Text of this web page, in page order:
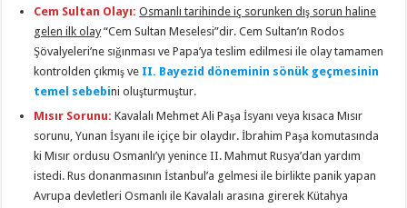
Cem Sultan Olayı: Osmanlı tarihinde iç sorunken dış sorun haline
gelen ilk olay“Cem Sultan Meselesi”dir. Cem Sultan’ın Rodos
Şövalyeleri’ne sığınması ve Papa’ya teslim edilmesi ile olay tamamen
kontrolden çıkmış ve II. Bayezid döneminin sönük geçmesinin
temel sebebini oluşturmuştur.
Mısır Sorunu: Kavalalı Mehmet Ali Paşa İsyanı veya kısaca Mısır
sorunu, Yunan İsyanı ile içiçe bir olaydır. İbrahim Paşa komutasında
ki Mısır ordusu Osmanlı’yı yenince II. Mahmut Rusya’dan yardım
istedi. Rus donanmasının İstanbul’a gelmesi ile birlikte panik yapan
Avrupa devletleri Osmanlı ile Kavalalı arasına girerek Kütahya